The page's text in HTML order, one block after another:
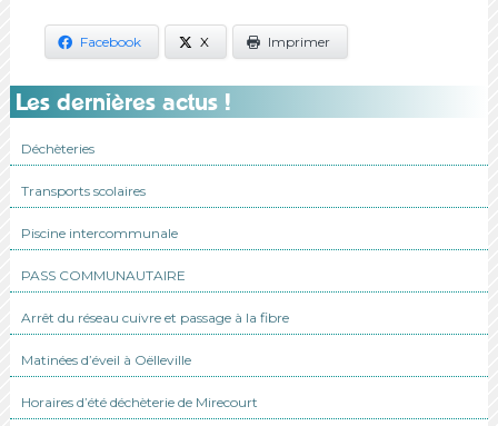
Facebook X Imprimer
Les dernières actus !
Déchèteries
Transports scolaires
Piscine intercommunale
PASS COMMUNAUTAIRE
Arrêt du réseau cuivre et passage à la fibre
Matinées d’éveil à Oëlleville
Horaires d’été déchèterie de Mirecourt